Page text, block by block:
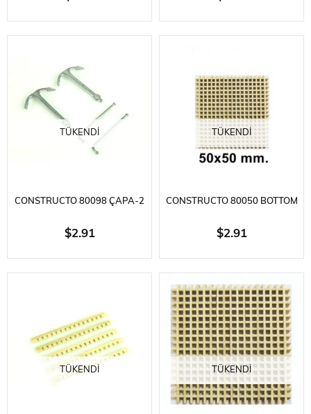
TÜKENDI
CONSTRUCTO 80098 ÇAPA-2
ADET-METAL - 40X28 MM.
$2.91
TÜKENDI
CONSTRUCTO 80050 BOTTOM
BOARDS-1 TK.-AHŞAP - 50X50
$2.91
TÜKENDI TÜKENDI